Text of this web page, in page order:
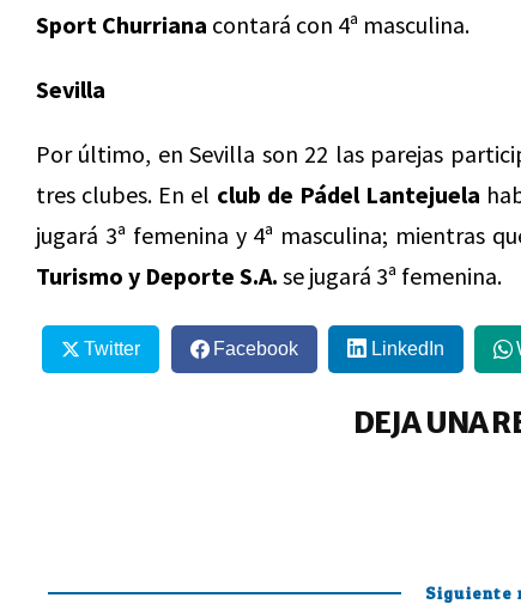
Sport Churriana contará con 4ª masculina.
Sevilla
Por último, en Sevilla son 22 las parejas
tres clubes. En el club de Pádel Lantejuela
jugará 3ª femenina y 4ª masculina; mientras
Turismo y Deporte S.A. se jugará 3ª femenina.
Twitter Facebook LinkedIn
DEJA UNA
Siguiente